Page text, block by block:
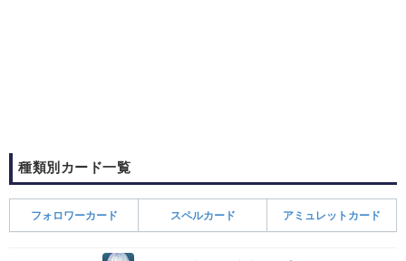
種類別カード一覧
フォロワーカード スペルカード アミュレットカード